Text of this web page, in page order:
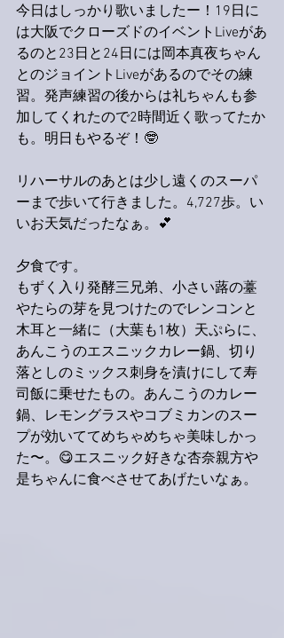
今日はしっかり歌いましたー！19日に
は大阪でクローズドのイベントLiveがあ
るのと23日と24日には岡本真夜ちゃん
とのジョイントLiveがあるのでその練
習。発声練習の後からは礼ちゃんも参
加してくれたので2時間近く歌ってたか
も。明日もやるぞ！🤓
リハーサルのあとは少し遠くのスーパ
ーまで歩いて行きました。4,727歩。い
いお天気だったなぁ。💕
夕食です。
もずく入り発酵三兄弟、小さい蕗の薹
やたらの芽を見つけたのでレンコンと
木耳と一緒に（大葉も1枚）天ぷらに、
あんこうのエスニックカレー鍋、切り
落としのミックス刺身を漬けにして寿
司飯に乗せたもの。あんこうのカレー
鍋、レモングラスやコブミカンのスー
プが効いててめちゃめちゃ美味しかっ
た〜。😋エスニック好きな杏奈親方や
是ちゃんに食べさせてあげたいなぁ。